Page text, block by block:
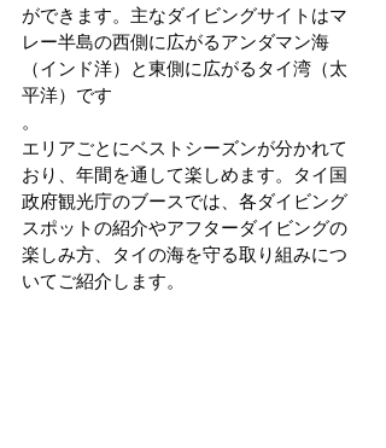
ができます。主なダイビングサイトはマ
レー半島の西側に広がるアンダマン海
（インド洋）と東側に広がるタイ湾（太
平洋）です
。
エリアごとにベストシーズンが分かれて
おり、年間を通して楽しめます。タイ国
政府観光庁のブースでは、各ダイビング
スポットの紹介やアフターダイビングの
楽しみ方、タイの海を守る取り組みにつ
いてご紹介します。